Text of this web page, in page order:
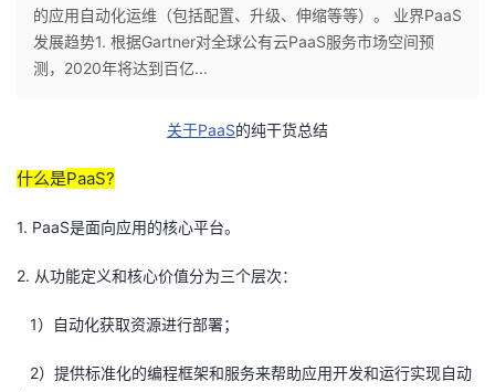
人
我
的
我
的应用自动化运维（包括配置、升级、伸缩等等）。 业界PaaS
发展趋势1. 根据Gartner对全球公有云PaaS服务市场空间预
测，2020年将达到百亿...
关于PaaS的纯干货总结
什么是PaaS?
1. PaaS是面向应用的核心平台。
2. 从功能定义和核心价值分为三个层次：
1 ）自动化获取资源进行部署；
2）提供标准化的编程框架和服务来帮助应用开发和运行实现自动